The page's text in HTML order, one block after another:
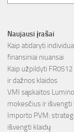
Naujausi įrašai
Kaip atidaryti
finansiniai niuansai
Kaip užpildyti
ir dažnos klaidos
VMI sąskaitos
mokesčius ir išvengti
Importo PVM:
išvengti klaidų